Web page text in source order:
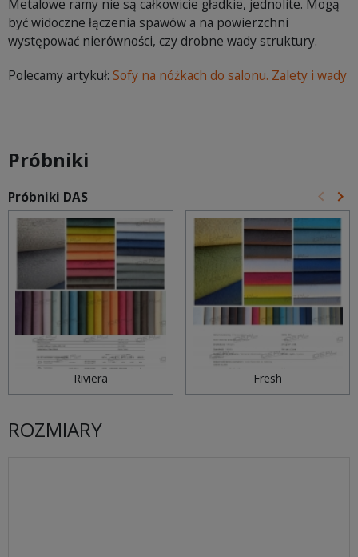
Metalowe ramy nie są całkowicie gładkie, jednolite. Mogą
być widoczne łączenia spawów a na powierzchni
występować nierówności, czy drobne wady struktury.
Polecamy artykuł: Sofy na nóżkach do salonu. Zalety i wady
Próbniki
Próbniki DAS keyboard_arrow_left keyboard_arrow_right
Riviera Fresh
ROZMIARY